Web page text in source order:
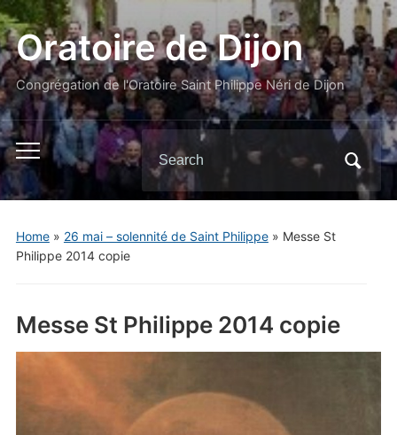
Oratoire de Dijon
Congrégation de l'Oratoire Saint Philippe Néri de Dijon
Toggle
mobile
menu
Search
for:
Home» 26 mai – solennité de Saint Philippe» Messe St
Philippe 2014 copie
Messe St Philippe 2014 copie